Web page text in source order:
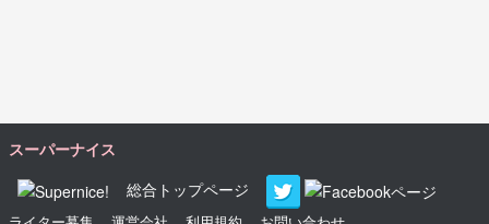
スーパーナイス
総合トップページ